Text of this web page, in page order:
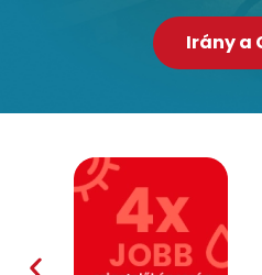
Irány a